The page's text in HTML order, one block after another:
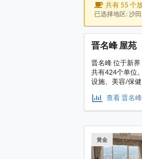
共有 55 个
已选择地区: 沙
晋名峰 屋苑
晋名峰 位于新
共有424个单位
设施、美容/保
查看 晋名
黄金